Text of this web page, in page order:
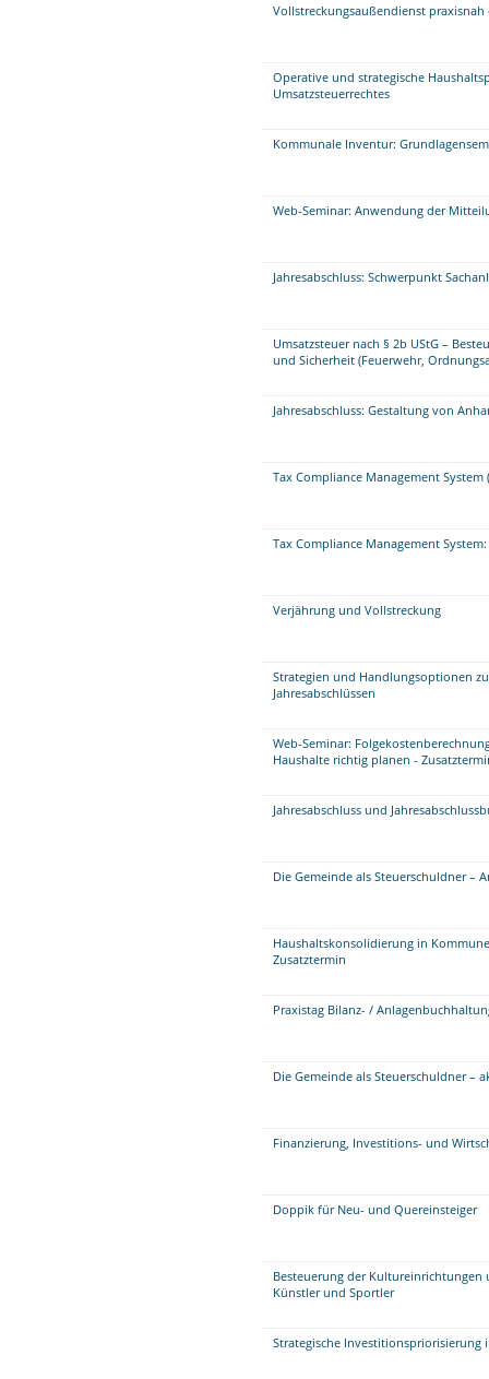
Vollstreckungsaußendienst praxisnah
Operative und strategische
Umsatzsteuerrechtes
Kommunale Inventur:
Web-Seminar: Anwendung der
Jahresabschluss: Schwerpunkt
Umsatzsteuer nach § 2b UStG –
und Sicherheit (Feuerwehr,
Jahresabschluss: Gestaltung von
Tax Compliance Management System
Tax Compliance Management
Verjährung und Vollstreckung
Strategien und Handlungsoptionen
Jahresabschlüssen
Web-Seminar:
Haushalte richtig planen -
Jahresabschluss und
Die Gemeinde als Steuerschuldner –
Haushaltskonsolidierung in
Zusatztermin
Praxistag Bilanz- /
Die Gemeinde als Steuerschuldner –
Finanzierung, Investitions- und
Doppik für Neu- und Quereinsteiger
Besteuerung der
Künstler und Sportler
Strategische Investitionspriorisierung